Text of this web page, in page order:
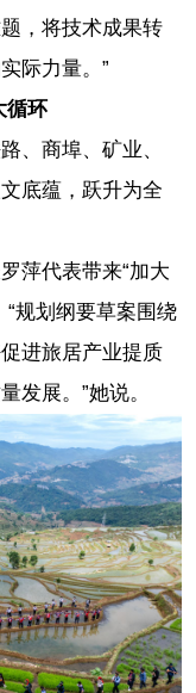
，将技术成果转
际力量。”
循环
、商埠、矿业、
底蕴，跃升为全
萍代表带来“加大
规划纲要草案围绕
进旅居产业提质
发展。”她说。